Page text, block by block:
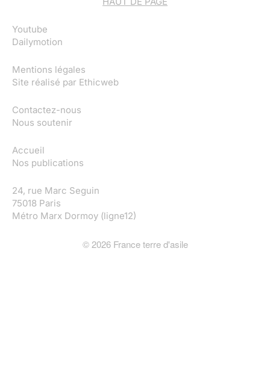
Youtube
Dailymotion
Mentions légales
Site réalisé par Ethicweb
Contactez-nous
Nous soutenir
Accueil
Nos publications
24, rue Marc Seguin
75018 Paris
Métro Marx Dormoy (ligne12)
© 2026France terre d'asile